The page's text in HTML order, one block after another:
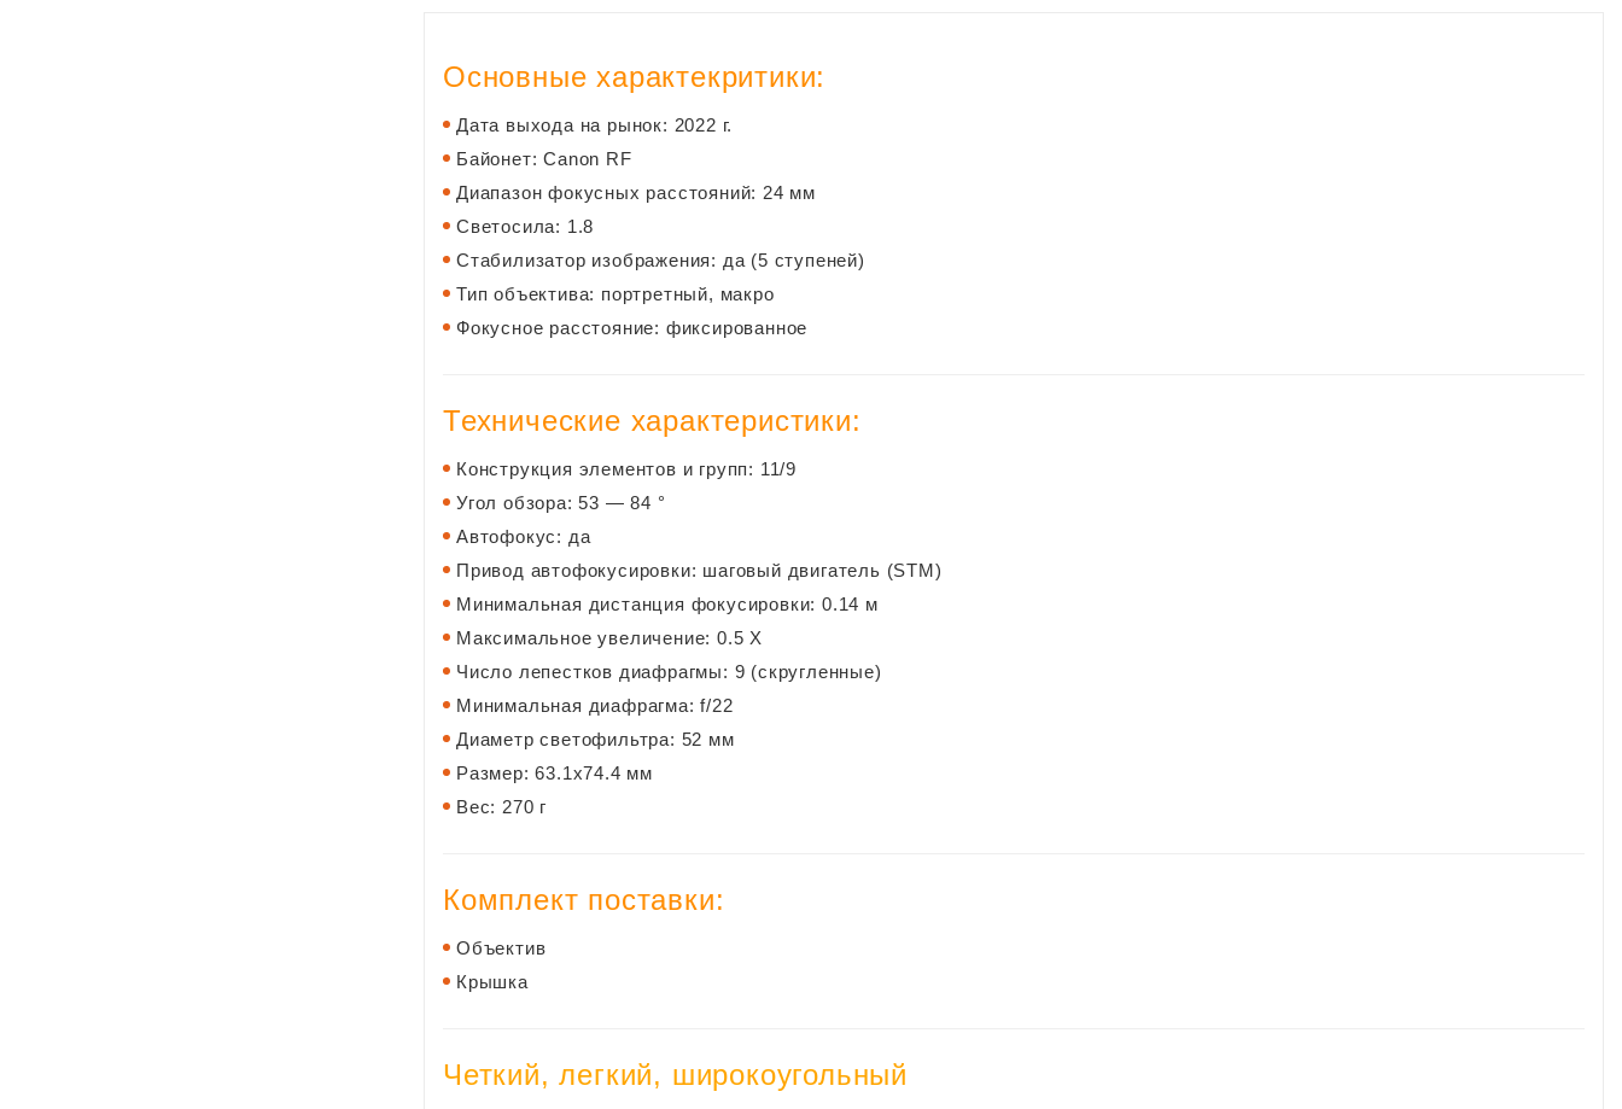
Основные характекритики:
Дата выхода на рынок: 2022 г.
Байонет: Canon RF
Диапазон фокусных расстояний: 24 мм
Светосила: 1.8
Стабилизатор изображения: да (5 ступеней)
Тип объектива: портретный, макро
Фокусное расстояние: фиксированное
Технические характеристики:
Конструкция элементов и групп: 11/9
Угол обзора: 53 — 84 °
Автофокус: да
Привод автофокусировки: шаговый двигатель (STM)
Минимальная дистанция фокусировки: 0.14 м
Максимальное увеличение: 0.5 X
Число лепестков диафрагмы: 9 (скругленные)
Минимальная диафрагма: f/22
Диаметр светофильтра: 52 мм
Размер: 63.1х74.4 мм
Вес: 270 г
Комплект поставки:
Объектив
Крышка
Четкий, легкий, широкоугольный